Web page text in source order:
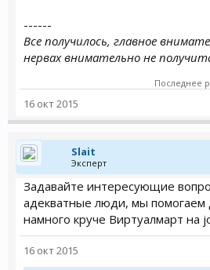
------
Все получилось, главное
нервах внимательно не
Последнее
16 окт 2015
Slait
Эксперт
Задавайте интересующие
адекватные люди, мы помогаем
намного круче Виртуалмарт на
16 окт 2015